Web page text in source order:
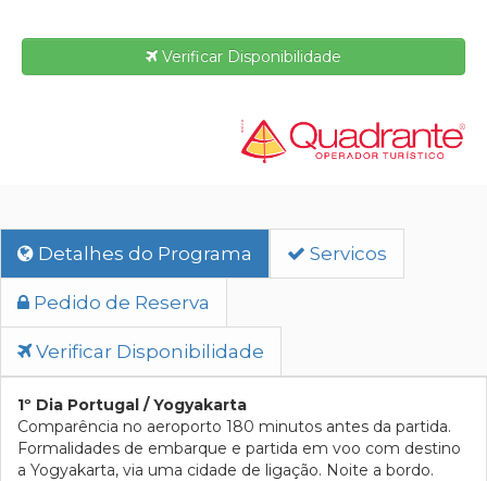
Verificar Disponibilidade
Detalhes do Programa Servicos
Pedido de Reserva
Verificar Disponibilidade
1º Dia Portugal / Yogyakarta
Comparência no aeroporto 180 minutos antes da partida.
Formalidades de embarque e partida em voo com destino
a Yogyakarta, via uma cidade de ligação. Noite a bordo.